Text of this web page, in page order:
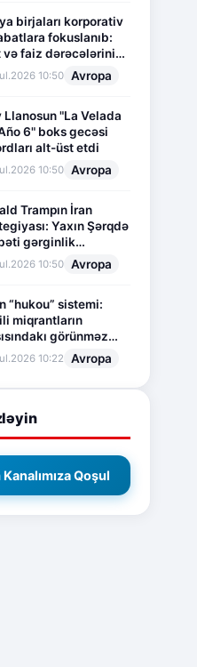
birjaları korporativ
fokuslanıb:
və faiz dərəcələrinin
altında cari vəziyyət
10:50 Avropa
Llanosun "La Velada
6" boks gecəsi
alt-üst etdi
10:50 Avropa
Trampın İran
Yaxın Şərqdə
gərginlik
10:50 Avropa
“hukou” sistemi:
miqrantların
görünməz
10:22 Avropa
Qoşul